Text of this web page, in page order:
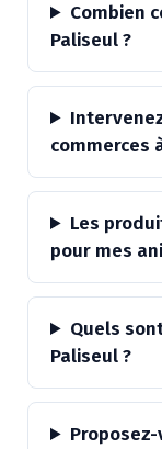
Combien
Paliseul ?
commerces
Les
pour mes
Quels
Paliseul ?